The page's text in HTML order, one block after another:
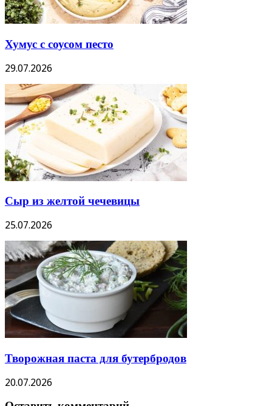
Хумус с соусом песто
29.07.2026
Сыр из желтой чечевицы
25.07.2026
Творожная паста для бутербродов
20.07.2026